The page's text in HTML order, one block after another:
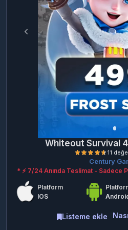
Whiteout Survival
Century
* ⚡ 7/24 Anında Teslimat - Sadece
Platform
IOS
Listeme ekle